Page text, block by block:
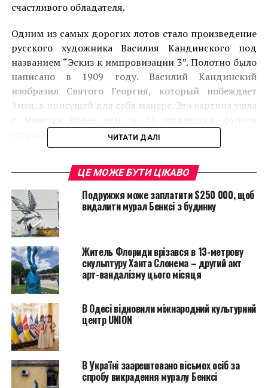
счастливого обладателя.
Одним из самых дорогих лотов стало произведение
русского художника Василия Кандинского под
названием “Эскиз к импровизации 3”. Полотно было
написано в 1909 году. Василий Кандинский
изобразил Святого Георгия, который побеждает
Змея, в присущей для себя манере. Эта картина ушла
Повышенный интерес среди покупателей вызвали
картины ” Женщина в кресле” кисти Пабло Пикассо
ЧИТАТИ ДАЛІ
ЦЕ МОЖЕ БУТИ ЦІКАВО
Подружжя може заплатити $250 000, щоб
видалити мурал Бенксі з будинку
Житель Флориди врізався в 13-метрову
скульптуру Ханта Слонема – другий акт
арт-вандалізму цього місяця
В Одесі відновили міжнародний культурний
центр UNION
В Україні заарештовано вісьмох осіб за
спробу викрадення муралу Бенксі